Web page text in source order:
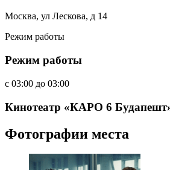
Москва, ул Лескова, д 14
Режим работы
Режим работы
c 03:00 до 03:00
Кинотеатр «КАРО 6
Фотографии места